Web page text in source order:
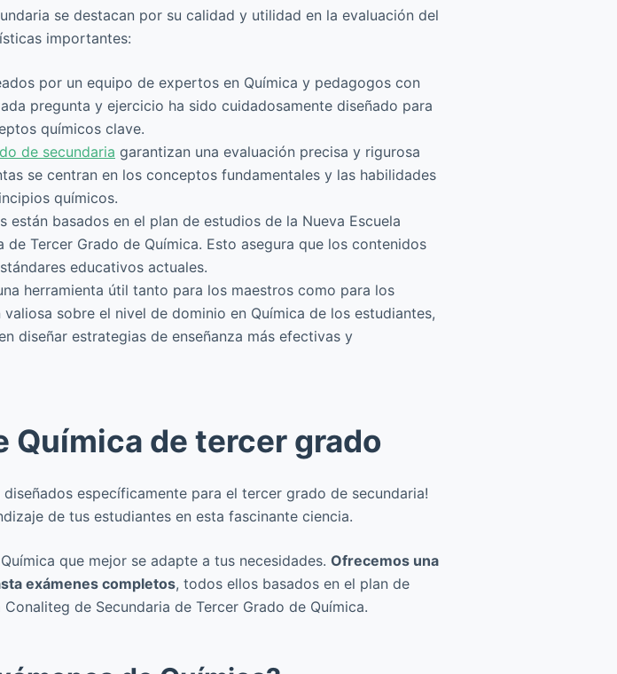
se destacan por su calidad y utilidad en la evaluación del
importantes:
por un equipo de expertos en Química y pedagogos con
pregunta y ejercicio ha sido cuidadosamente diseñado para
químicos clave.
de secundaria garantizan una evaluación precisa y rigurosa
se centran en los conceptos fundamentales y las habilidades
químicos.
están basados en el plan de estudios de la Nueva Escuela
Tercer Grado de Química. Esto asegura que los contenidos
educativos actuales.
herramienta útil tanto para los maestros como para los
sobre el nivel de dominio en Química de los estudiantes,
diseñar estrategias de enseñanza más efectivas y
Química de tercer grado
específicamente para el tercer grado de secundaria!
de tus estudiantes en esta fascinante ciencia.
que mejor se adapte a tus necesidades. Ofrecemos una
exámenes completos, todos ellos basados en el plan de
de Secundaria de Tercer Grado de Química.